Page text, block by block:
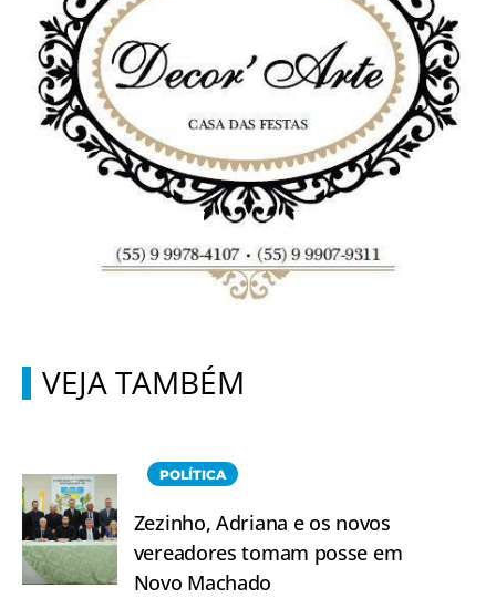
VEJA TAMBÉM
POLÍTICA
Zezinho, Adriana e os novos
vereadores tomam posse em
Novo Machado